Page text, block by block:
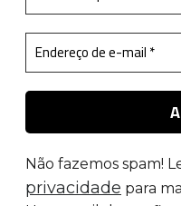
Não fazemos spam!
privacidade para